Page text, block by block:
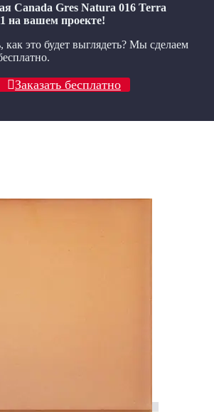
Canada Gres Natura 016 Terra
на вашем проекте!
как это будет выглядеть? Мы сделаем
Заказать бесплатно